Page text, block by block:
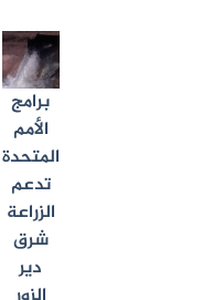
برامج
الأمم
المتحدة
تدعم
الزراعة
شرق
دير